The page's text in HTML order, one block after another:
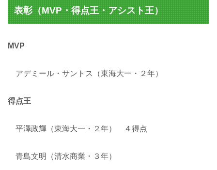
表彰（MVP・得点王・アシスト王）
MVP
アデミール・サントス（東海大一・２年）
得点王
平澤政輝（東海大一・２年） ４得点
青島文明（清水商業・３年）